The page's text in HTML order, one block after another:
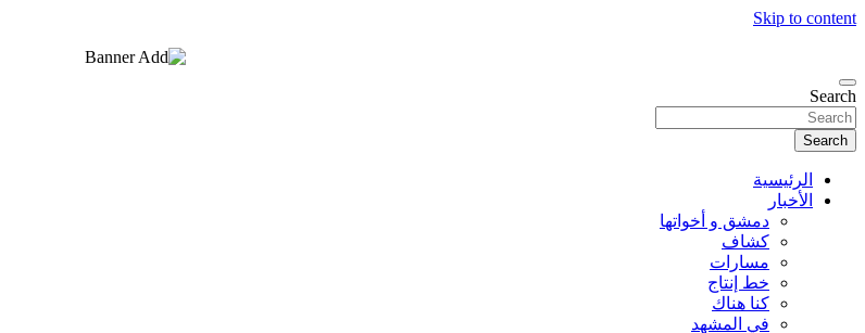
Skip to content
Search
Search
الرئيسية
الأخبار
دمشق و أخواتها
كشاف
مسارات
خط إنتاج
كنا هناك
في المشهد